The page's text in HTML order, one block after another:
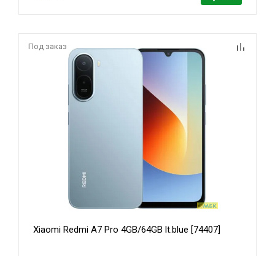
Под заказ
Xiaomi Redmi A7 Pro 4GB/64GB lt.blue [74407]